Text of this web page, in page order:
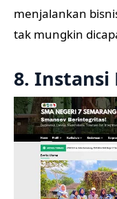
menjalankan
tak mungkin
8. Instansi